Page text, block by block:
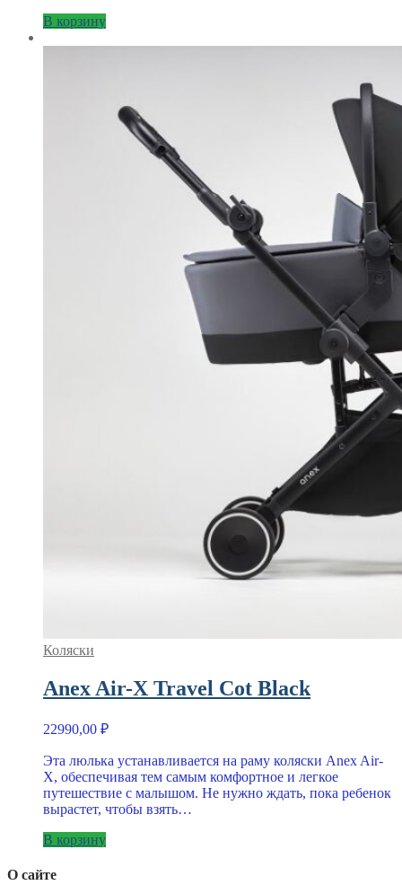
В корзину
Коляски
Anex Air-X Travel Cot Black
22990,00 ₽
Эта люлька устанавливается на раму коляски Anex Air-
X, обеспечивая тем самым комфортное и легкое
путешествие с малышом. Не нужно ждать, пока ребенок
вырастет, чтобы взять…
В корзину
О сайте